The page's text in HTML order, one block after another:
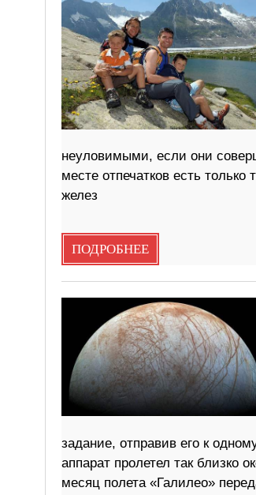
неуловимыми, если они
месте отпечатков есть
желез
ПОДРОБНЕЕ
задание, отправив его к
аппарат пролетел так
месяц полета «Галилео»